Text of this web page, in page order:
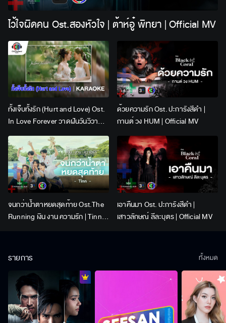
ไว้ใจผิดคน Ost.สองหัวใจ | ต้าห์อู๋ พิทยา | Official MV
ทั้งเจ็บทั้งรัก (Hurt and Love) Ost.
In Love Forever วาดฝันวันวิวาห์ |
Lingling Kwong x Orm
Kornnaphat | Official Karaoke
ด้วยความรัก Ost. ปะการังสีดำ |
กานต์ วง HUM | Official MV
จนกว่าน้ำตาหยดสุดท้าย Ost.The
Running เงิน งาน ความรัก | Tinn |
เอาคืนมา Ost. ปะการังสีดำ |
เสาวลักษณ์ ลีละบุตร | Official MV
รายการ ทั้งหมด